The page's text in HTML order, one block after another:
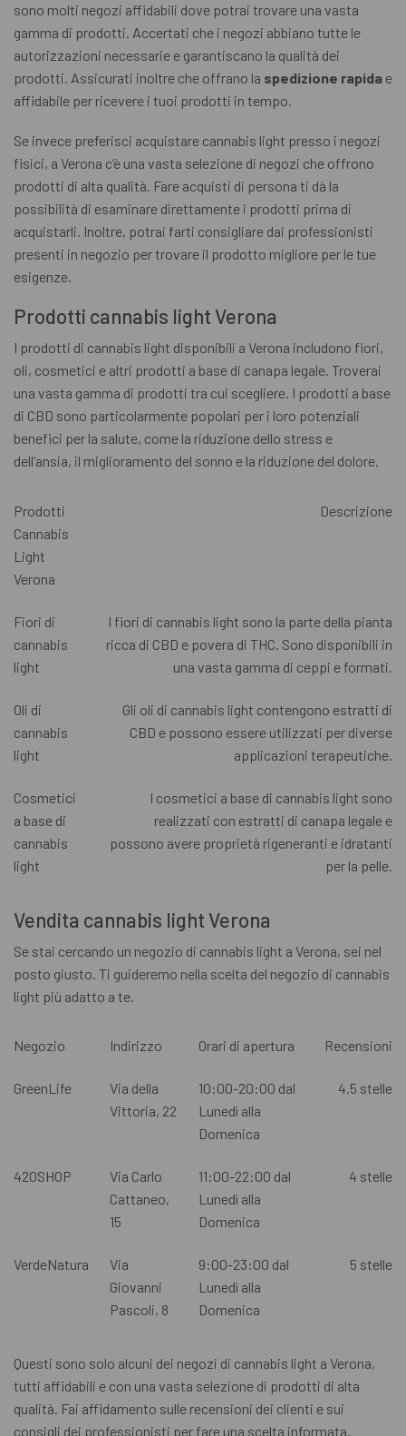
sono molti negozi affidabili dove potrai trovare una vasta
gamma di prodotti. Accertati che i negozi abbiano tutte le
autorizzazioni necessarie e garantiscano la qualità dei
prodotti. Assicurati inoltre che offrano la spedizione rapida e
affidabile per ricevere i tuoi prodotti in tempo.
Se invece preferisci acquistare cannabis light presso i negozi
fisici, a Verona c’è una vasta selezione di negozi che offrono
prodotti di alta qualità. Fare acquisti di persona ti dà la
possibilità di esaminare direttamente i prodotti prima di
acquistarli. Inoltre, potrai farti consigliare dai professionisti
presenti in negozio per trovare il prodotto migliore per le tue
esigenze.
Prodotti cannabis light Verona
I prodotti di cannabis light disponibili a Verona includono fiori,
oli, cosmetici e altri prodotti a base di canapa legale. Troverai
una vasta gamma di prodotti tra cui scegliere. I prodotti a base
di CBD sono particolarmente popolari per i loro potenziali
benefici per la salute, come la riduzione dello stress e
dell’ansia, il miglioramento del sonno e la riduzione del dolore.
Prodotti
Cannabis
Light
Verona
Descrizione
Fiori di
cannabis
light
I fiori di cannabis light sono la parte della pianta
ricca di CBD e povera di THC. Sono disponibili in
una vasta gamma di ceppi e formati.
Oli di
cannabis
light
Gli oli di cannabis light contengono estratti di
CBD e possono essere utilizzati per diverse
applicazioni terapeutiche.
Cosmetici
a base di
cannabis
light
I cosmetici a base di cannabis light sono
realizzati con estratti di canapa legale e
possono avere proprietà rigeneranti e idratanti
per la pelle.
Vendita cannabis light Verona
Se stai cercando un negozio di cannabis light a Verona, sei nel
posto giusto. Ti guideremo nella scelta del negozio di cannabis
light più adatto a te.
Negozio Indirizzo Orari di apertura Recensioni
GreenLife
Via della
Vittoria, 22
10:00-20:00 dal
Lunedì alla
Domenica
4.5 stelle
420SHOP
Via Carlo
Cattaneo,
15
11:00-22:00 dal
Lunedì alla
Domenica
4 stelle
VerdeNatura
Via
Giovanni
Pascoli, 8
9:00-23:00 dal
Lunedì alla
Domenica
5 stelle
Questi sono solo alcuni dei negozi di cannabis light a Verona,
tutti affidabili e con una vasta selezione di prodotti di alta
qualità. Fai affidamento sulle recensioni dei clienti e sui
consigli dei professionisti per fare una scelta informata.